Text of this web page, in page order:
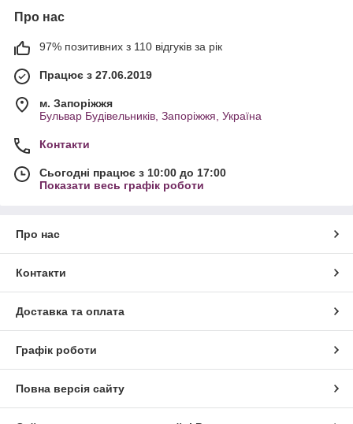
Про нас
97% позитивних з 110 відгуків за рік
Працює з 27.06.2019
м. Запоріжжя
Бульвар Будівельників, Запоріжжя, Україна
Контакти
Сьогодні працює з 10:00 до 17:00
Показати весь графік роботи
Про нас
Контакти
Доставка та оплата
Графік роботи
Повна версія сайту